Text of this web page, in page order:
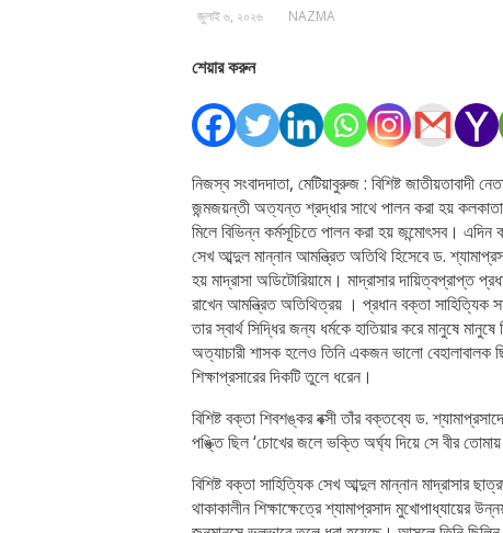
জুলাই ৬, ২০২৬ NAZMA
শেয়ার করুন
নিজস্ব সংবাদদাতা, মেটিয়াবুরুজ : বিশিষ্ট জাতীয়তাবাদী
জন্মজয়ন্তী অত্যন্ত শ্রদ্ধার সাথে পালন করা হয় কলকাতার
মিলে বিভিন্ন কর্মসূচিতে পালন করা হয় জন্মোৎসব। এদিন
সেখ আব্দুল মান্নান আমন্ত্রিত অতিথি হিসেবে ড.
হয় মাদ্রাসা অডিটোরিয়ামে। মাদ্রাসার
রাখেন আমন্ত্রিত অতিথিত্রয় । প্রধান বক্তা সাহিত্যিক
তার স্বার্থ সিদ্ধির জন্য ধর্মকে হাতিয়ার করে মানুষে
অত্যাচারী শাসক হলেও তিনি একজন ভালো বেহালাবালক
শিক্ষাপ্রসারের দিকটি তুলে ধরেন।
বিশিষ্ট বক্তা শিবশঙ্কর বক্সী তাঁর বক্তব্যে ড.
পঙ্ক্তি ছিল ‘চোখের জলে ভক্তি অর্ঘ্য দিয়ে সে বীর
বিশিষ্ট বক্তা সাহিত্যিক সেখ আব্দুল মান্নান মাদ্রাসার
থাকাকালীন শিক্ষাক্ষেত্রে শ্যামাপ্রসাদ মুখোপাধ্যায়ের